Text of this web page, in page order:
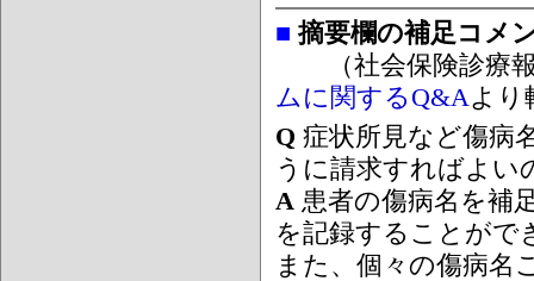
■ 摘要欄の補足コメ
（社会保険診療報
ムに関するQ&Aより
Q 症状所見など傷病
うに請求すればよい
A 患者の傷病名を補
を記録することがで
また、個々の傷病名